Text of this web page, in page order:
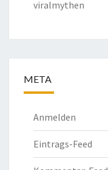
viralmythen
META
Anmelden
Eintrags-Feed